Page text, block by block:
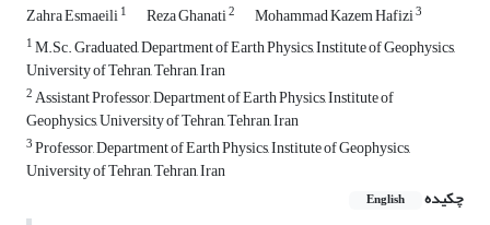
Zahra Esmaeili1 Reza Ghanati2 Mohammad Kazem Hafizi3
1M.Sc. Graduated, Department of Earth Physics, Institute of Geophysics,
University of Tehran, Tehran, Iran
2Assistant Professor, Department of Earth Physics, Institute of
Geophysics, University of Tehran, Tehran, Iran
3Professor, Department of Earth Physics, Institute of Geophysics,
University of Tehran, Tehran, Iran
چکیده
English